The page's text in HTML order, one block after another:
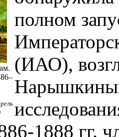
полном
(ИАО),
1888 гг.